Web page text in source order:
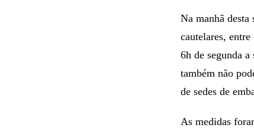
Na manhã
cautelares,
6h de segunda
também não
de sedes de
As medidas